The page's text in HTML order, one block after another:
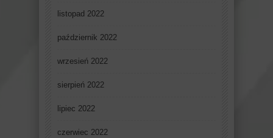
listopad 2022
październik 2022
wrzesień 2022
sierpień 2022
lipiec 2022
czerwiec 2022